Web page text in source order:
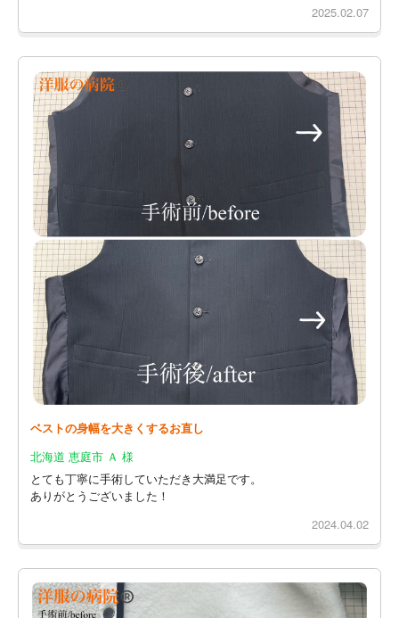
2025.02.07
ベストの身幅を大きくするお直し
北海道 恵庭市 Ａ 様
とても丁寧に手術していただき大満足です。
ありがとうございました！
2024.04.02